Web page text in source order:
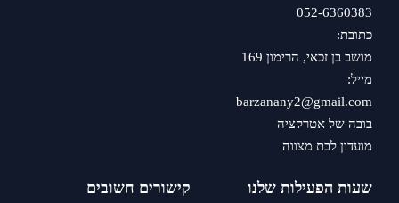
052-6360383
כתובת:
מושב בן זכאי, הרימון 169
מייל:
barzanany2@gmail.com
בובה של אטרקציה
מועדון לבת מצווה
שעות הפעילות שלנו קישורים חשובים